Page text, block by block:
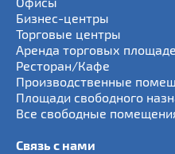
Бизнес-центры
Торговые центры
Аренда торговых
Ресторан/Кафе
Производственные
Площади свободного
Все свободные
Связь с нами